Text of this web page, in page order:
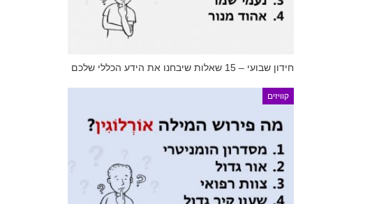
חידון שבועי – 15 שאלות שיבחנו את הידע הכללי שלכם
קוויזים